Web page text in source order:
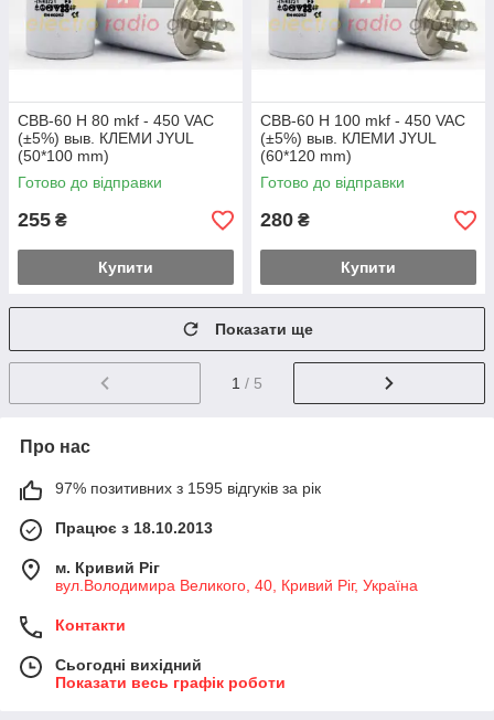
CBB-60 H 80 mkf - 450 VAC
(±5%) выв. КЛЕМИ JYUL
(50*100 mm)
Готово до відправки
255 ₴
Купити
CBB-60 H 100 mkf - 450 VAC
(±5%) выв. КЛЕМИ JYUL
(60*120 mm)
Готово до відправки
280 ₴
Купити
Показати ще
1 / 5
Про нас
97% позитивних з 1595 відгуків за рік
Працює з 18.10.2013
м. Кривий Ріг
вул.Володимира Великого, 40, Кривий Ріг, Україна
Контакти
Сьогодні вихідний
Показати весь графік роботи